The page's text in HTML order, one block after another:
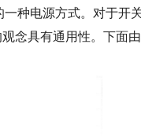
一种电源方式。对于开
念具有通用性。下面